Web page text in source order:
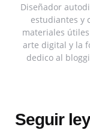
Diseñador
estudiantes y
materiales
arte digital y la
dedico al
Seguir